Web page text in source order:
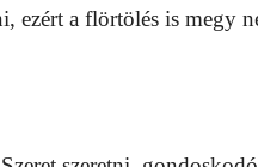
ezért a flörtölés is megy